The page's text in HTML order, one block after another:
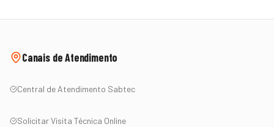
Canais de Atendimento
Central de Atendimento Sabtec
Solicitar Visita Técnica Online